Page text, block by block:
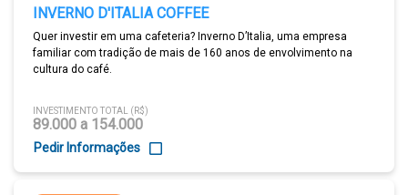
INVERNO D'ITALIA COFFEE
Quer investir em uma cafeteria? Inverno D’Italia, uma empresa
familiar com tradição de mais de 160 anos de envolvimento na
cultura do café.
INVESTIMENTO TOTAL (R$)
89.000 a 154.000
Pedir Informações